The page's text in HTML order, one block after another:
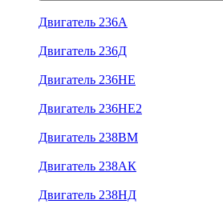
Двигатель 236А
Двигатель 236Д
Двигатель 236НЕ
Двигатель 236НЕ2
Двигатель 238ВМ
Двигатель 238АК
Двигатель 238НД